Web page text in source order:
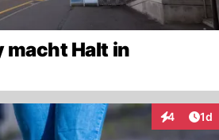
Halt in
4 1d